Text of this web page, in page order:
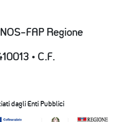
FAP Regione
• C.F.
dagli Enti Pubblici